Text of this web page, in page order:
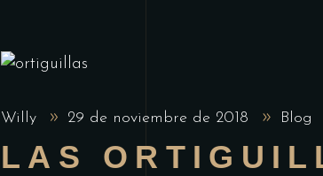
Willy 29 de noviembre de 2018 Blog
LAS